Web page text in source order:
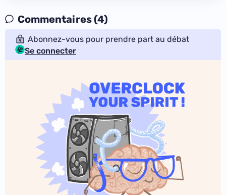
Commentaires (4)
Abonnez-vous pour prendre part au débat
Se connecter